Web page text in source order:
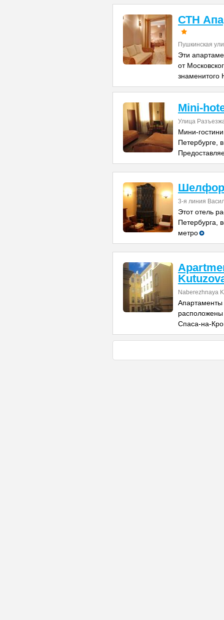
СТН
Пушкинская
Эти
от
знаменитого
Mini-
Улица
Мини-
Петербурге,
3-я линия
Этот отель
Петербурга,
метро
Naberezhnaya
расположены
Спаса-на-